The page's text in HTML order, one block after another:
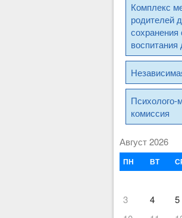
Комплекс
родителей
воспитания
Психолого-
комиссия
Август 2026
ПН ВТ
3
4 5